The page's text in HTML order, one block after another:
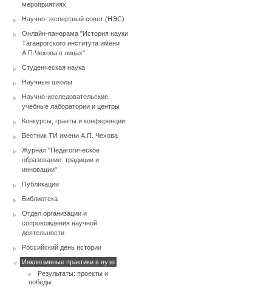
мероприятиях
Научно-экспертный совет (НЭС)
Онлайн-панорама "История науки
Таганрогского института имени
А.П.Чехова в лицах"
Студенческая наука
Научные школы
Научно-исследовательские,
учебные лаборатории и центры
Конкурсы, гранты и конференции
Вестник ТИ имени А.П. Чехова
Журнал "Педагогическое
образование: традиции и
инновации"
Публикации
Библиотека
Отдел организации и
сопровождения научной
деятельности
Российский день истории
Инклюзивные практики в вузе
Результаты: проекты и
победы